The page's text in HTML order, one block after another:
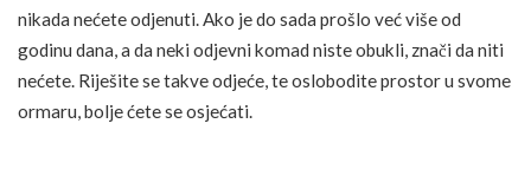
nikada nećete odjenuti. Ako je do sada prošlo već više od
godinu dana, a da neki odjevni komad niste obukli, znači da niti
nećete. Riješite se takve odjeće, te oslobodite prostor u svome
ormaru, bolje ćete se osjećati.